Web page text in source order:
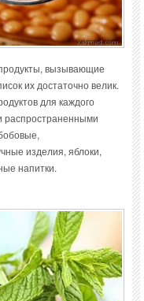
вызывающие
их достаточно велик.
для каждого
распространенными
изделия, яблоки,
напитки.